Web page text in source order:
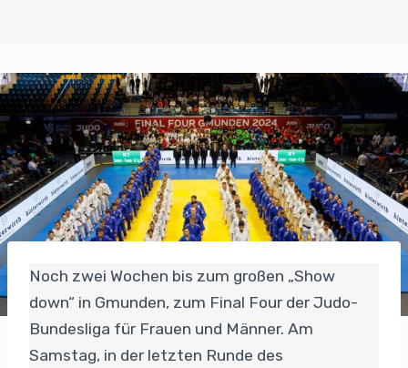
Noch zwei Wochen bis zum großen „Show
down“ in Gmunden, zum Final Four der Judo-
Bundesliga für Frauen und Männer. Am
Samstag, in der letzten Runde des